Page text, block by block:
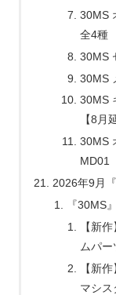
30MS
全4種
30MS
30MS
30MS
【8月
30MS
MD01
2026年9月
『30MS』
【新
ムパ
【新
マシス